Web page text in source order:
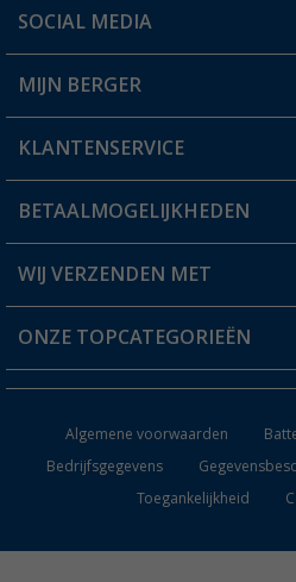
Een vraag?
Winkel vinden
SOCIAL MEDIA
MIJN BERGER
Mijn account
Status bestelling
Verlanglijstje
KLANTENSERVICE
FAQ & Contact
Verzendinformatie
Catalogus
BETAALMOGELIJKHEDEN
WIJ VERZENDEN MET
ONZE TOPCATEGORIEËN
Keukenaccessoires
Campingmeubilair
Campingtoiletten
Algemene voorwaarden
Bedrijfsgegevens
Toegankelijkheid